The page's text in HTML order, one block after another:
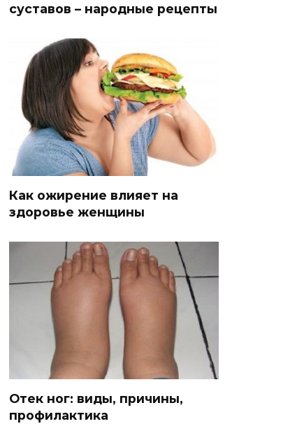
суставов – народные рецепты
Как ожирение влияет на
здоровье женщины
Отек ног: виды, причины,
профилактика